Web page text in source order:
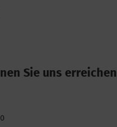
Sie uns erreichen